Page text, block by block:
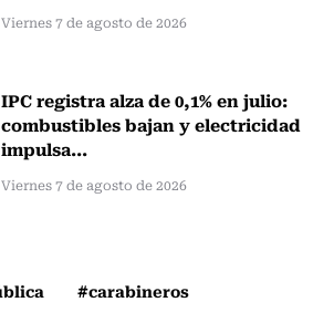
Viernes 7 de agosto de 2026
IPC registra alza de 0,1% en julio:
combustibles bajan y electricidad
impulsa...
Viernes 7 de agosto de 2026
#carabineros